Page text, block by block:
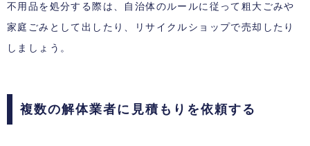
不用品を処分する際は、自治体のルールに従って粗大ごみや
家庭ごみとして出したり、リサイクルショップで売却したり
しましょう。
複数の解体業者に見積もりを依頼する